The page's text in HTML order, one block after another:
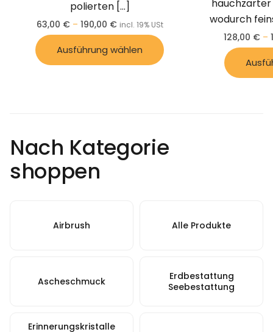
polierten[…]
63,00 € – 190,00 € incl. 19% USt
Ausführung wählen
wodurch
128,00 € –
Nach Kategorie
shoppen
Airbrush Alle Produkte
Ascheschmuck
Erdbestattung
Seebestattung
Erinnerungskristalle